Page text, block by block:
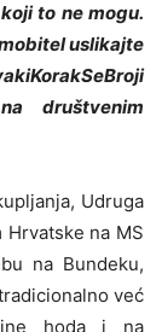
to ne mogu.
uslikajte
društvenim
Udruga
na MS
na Bundeku,
već
hoda i na